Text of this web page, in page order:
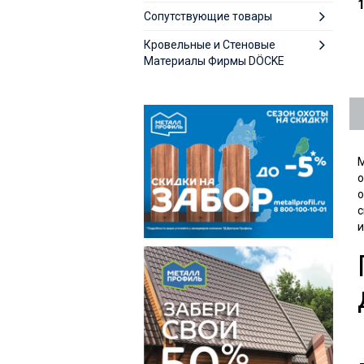
Сопутствующие товары
Кровельные и Стеновые
Материалы Фирмы DÖCKE